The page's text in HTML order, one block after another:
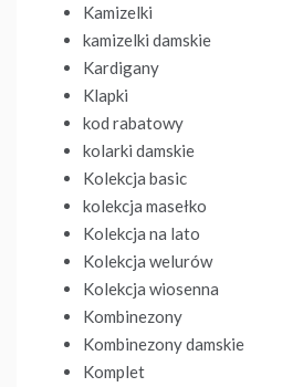
Kamizelki
kamizelki damskie
Kardigany
Klapki
kod rabatowy
kolarki damskie
Kolekcja basic
kolekcja masełko
Kolekcja na lato
Kolekcja welurów
Kolekcja wiosenna
Kombinezony
Kombinezony damskie
Komplet